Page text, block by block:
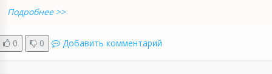
Подробнее >>
0 0 Добавить комментарий